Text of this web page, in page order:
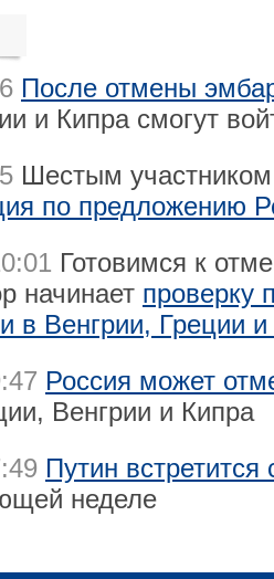
После отмены
и Кипра смогут
Шестым
по предложению
Готовимся к
начинает проверку
в Венгрии, Греции
Россия может
Венгрии и Кипра
Путин
неделе